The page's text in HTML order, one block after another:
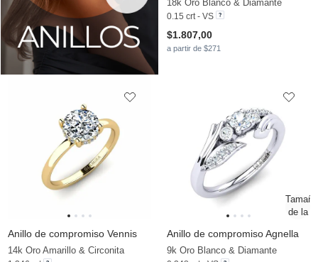
18k Oro Blanco & Diamante
0.15 crt - VS
$1.807,00
a partir de $271
Anillo de compromiso Vennis
14k Oro Amarillo & Circonita
Anillo de compromiso Agnella
9k Oro Blanco & Diamante